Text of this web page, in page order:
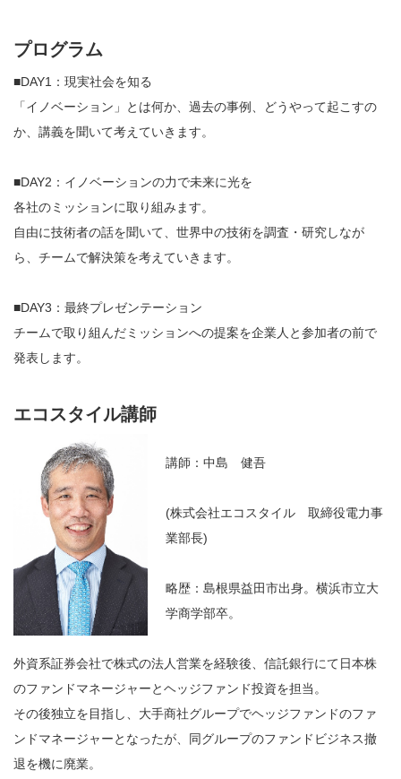
プログラム
■DAY1：現実社会を知る
「イノベーション」とは何か、過去の事例、どうやって起こすの
か、講義を聞いて考えていきます。
■DAY2：イノベーションの力で未来に光を
各社のミッションに取り組みます。
自由に技術者の話を聞いて、世界中の技術を調査・研究しなが
ら、チームで解決策を考えていきます。
■DAY3：最終プレゼンテーション
チームで取り組んだミッションへの提案を企業人と参加者の前で
発表します。
エコスタイル講師
講師：中島 健吾
(株式会社エコスタイル 取締役電力事
業部長)
略歴：島根県益田市出身。横浜市立大
学商学部卒。
外資系証券会社で株式の法人営業を経験後、信託銀行にて日本株
のファンドマネージャーとヘッジファンド投資を担当。
その後独立を目指し、大手商社グループでヘッジファンドのファ
ンドマネージャーとなったが、同グループのファンドビジネス撤
退を機に廃業。